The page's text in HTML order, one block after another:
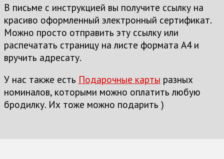
В письме с инструкцией вы получите ссылку на
красиво оформленный электронный сертификат.
Можно просто отправить эту ссылку или
распечатать страницу на листе формата А4 и
вручить адресату.
У нас также есть Подарочные карты разных
номиналов, которыми можно оплатить любую
бродилку. Их тоже можно подарить )